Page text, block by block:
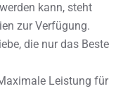
kann, steht
zur Verfügung.
die nur das Beste
Leistung für